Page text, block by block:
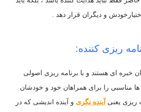
و دیگران قرار دهد .
ریزی کننده:
خبره ای هستند و با برنامه ریزی اصولی
ها مناسبی را برای همراهان خود و خودشان
ریزی یعنی آینده نگری و آینده اندیشی که در